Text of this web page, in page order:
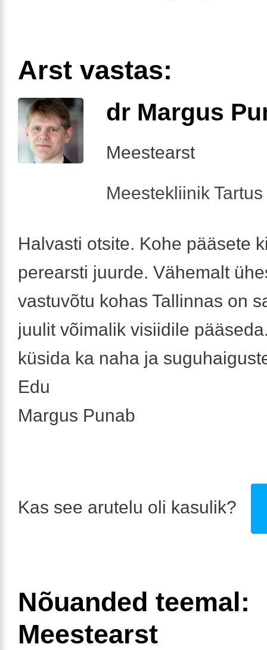
Arst vastas:
dr Margus
Meestearst
Meestekliinik
Halvasti otsite. Kohe pääsete
perearsti juurde. Vähemalt
vastuvõtu kohas Tallinnas on
juulit võimalik visiidile
küsida ka naha ja
Edu
Margus Punab
Kas see arutelu oli kasulik?
Nõuanded teemal:
Meestearst